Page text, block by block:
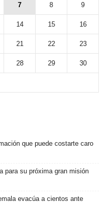
7 8 9
14 15 16
21 22 23
28 29 30
que puede costarte caro
para su próxima gran misión
evacúa a cientos ante